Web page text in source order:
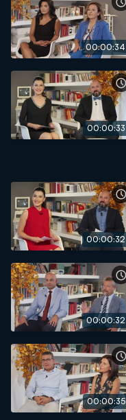
00:00:34
00:00:33
00:00:32
00:00:32
00:00:35